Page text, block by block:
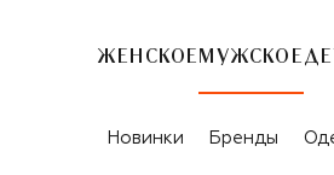
ЖЕНСКОЕ МУЖСКОЕ
РОЗОВЫЕ ТОВАРЫ
Новинки Бренды